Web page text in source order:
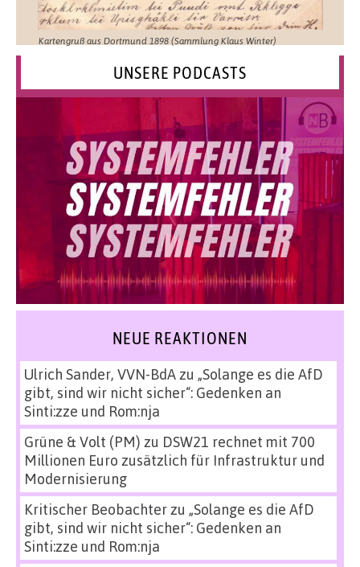
Kartengruß aus Dortmund 1898 (Sammlung Klaus Winter)
UNSERE PODCASTS
NEUE REAKTIONEN
Ulrich Sander, VVN-BdAzu „Solange es die AfD
gibt, sind wir nicht sicher“: Gedenken an
Sinti:zze und Rom:nja
Grüne & Volt (PM) zu DSW21 rechnet mit 700
Millionen Euro zusätzlich für Infrastruktur und
Modernisierung
Kritischer Beobachterzu „Solange es die AfD
gibt, sind wir nicht sicher“: Gedenken an
Sinti:zze und Rom:nja